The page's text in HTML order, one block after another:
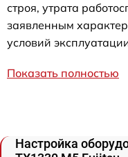
строя, утрата
заявленным
условий
Показать полностью
Настройка